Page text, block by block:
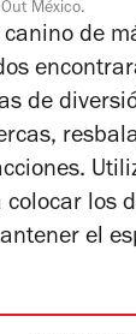
México.
canino de
de
los
el